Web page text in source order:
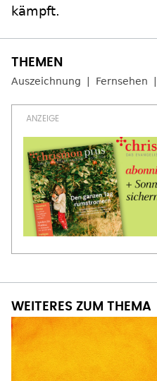
kämpft.
Auszeichnung Fernsehen
WEITERES ZUM THEMA